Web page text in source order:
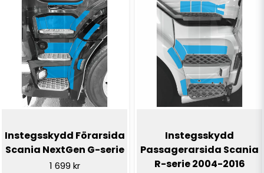
Instegsskydd Förarsida
Scania NextGen G-serie
1 699 kr
Instegsskydd
Passagerarsida Scania
R-serie 2004-2016